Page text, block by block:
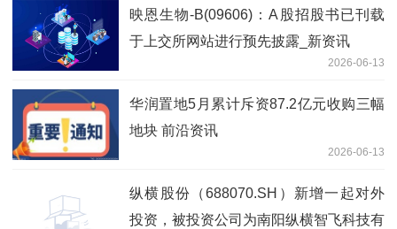
映恩生物-B(09606)：A股招股书已刊载
于上交所网站进行预先披露_新资讯
2026-06-13
华润置地5月累计斥资87.2亿元收购三幅
地块 前沿资讯
2026-06-13
纵横股份（688070.SH）新增一起对外
投资，被投资公司为南阳纵横智飞科技有